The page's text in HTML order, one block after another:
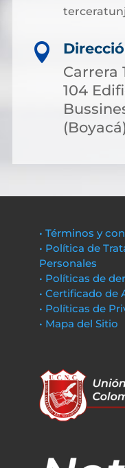

Carrera
104
(Boyacá)
• Términos y
• Política de
Personales
• Políticas de
• Certificado de
• Políticas de
• Mapa del Sitio